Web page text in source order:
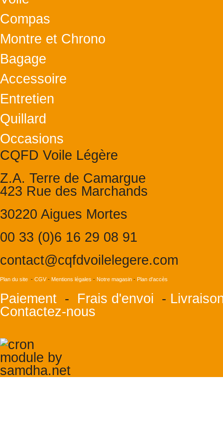
Compas
Montre et Chrono
Bagage
Accessoire
Entretien
Quillard
Occasions
CQFD Voile Légère
Z.A. Terre de Camargue
423 Rue des Marchands
30220 Aigues Mortes
00 33 (0)6 16 29 08 91
contact@cqfdvoilelegere.com
Plan du site - CGV- Mentions légales - Notre magasin - Plan d'accès
Paiement - Frais d'envoi -
Contactez-nous